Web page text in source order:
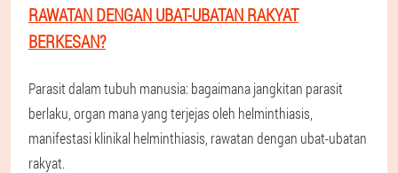
RAWATAN DENGAN UBAT-UBATAN RAKYAT
BERKESAN?
Parasit dalam tubuh manusia: bagaimana jangkitan parasit
berlaku, organ mana yang terjejas oleh helminthiasis,
manifestasi klinikal helminthiasis, rawatan dengan ubat-ubatan
rakyat.